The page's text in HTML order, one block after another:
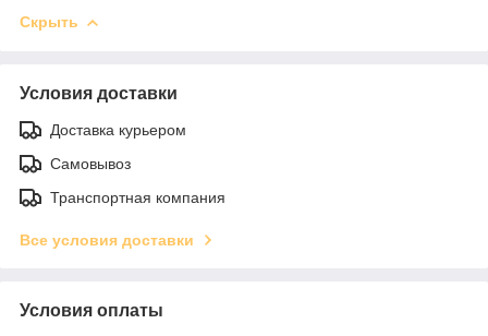
Скрыть
Условия доставки
Доставка курьером
Самовывоз
Транспортная компания
Все условия доставки
Условия оплаты